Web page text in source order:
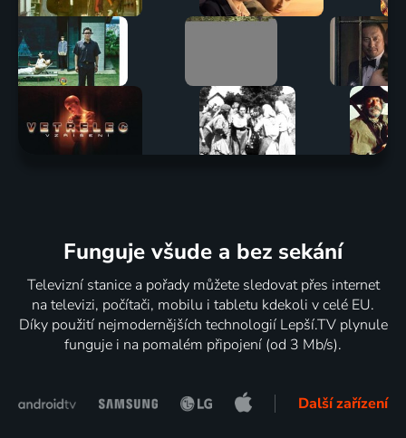
Funguje všude a bez sekání
Televizní stanice a pořady můžete sledovat přes internet
na televizi, počítači, mobilu i tabletu kdekoli v celé EU.
Díky použití nejmodernějších technologií Lepší.TV plynule
funguje i na pomalém připojení (od 3 Mb/s).
Další zařízení